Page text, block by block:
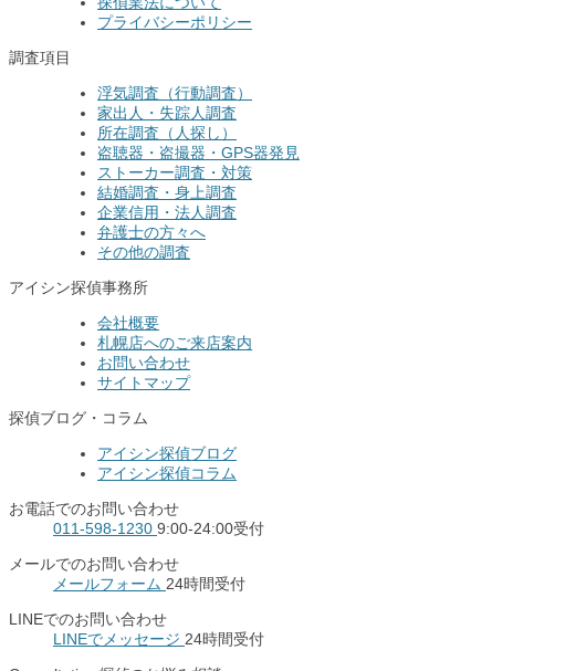
プライバシーポリシー
調査項目
浮気調査（行動調査）
家出人・失踪人調査
所在調査（人探し）
盗聴器・盗撮器・GPS器発見
ストーカー調査・対策
結婚調査・身上調査
企業信用・法人調査
弁護士の方々へ
その他の調査
アイシン探偵事務所
会社概要
札幌店へのご来店案内
お問い合わせ
サイトマップ
探偵ブログ・コラム
アイシン探偵ブログ
アイシン探偵コラム
お電話でのお問い合わせ
011-598-1230 9:00-24:00受付
メールでのお問い合わせ
メールフォーム 24時間受付
LINEでのお問い合わせ
LINEでメッセージ 24時間受付